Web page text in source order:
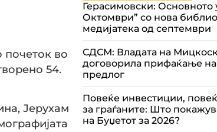
почеток во
54.
Јерухам
Герасимовски: Основното
Октомври” со нова
медијатека од септември
СДСМ: Владата на
договорила прифаќање
предлог
Повеќе инвестиции,
за граѓаните: Што
на Буџетот за 2026?